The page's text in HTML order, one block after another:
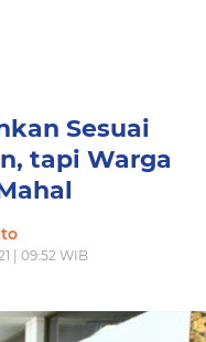
Sesuai
tapi Warga
| 09:52 WIB